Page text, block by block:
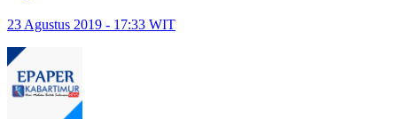
23 Agustus 2019 - 17:33 WIT